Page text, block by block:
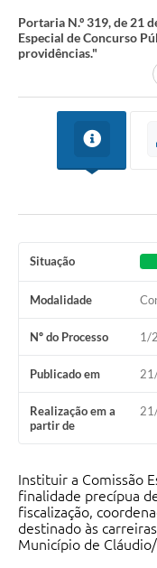
Portaria N.º 319, de 21
Especial de Concurso
providências."
Situação
Modalidade
Nº do Processo 1/
Publicado em
Realização em a
partir de
Instituir a Comissão
finalidade precípua
fiscalização,
destinado às
Município de